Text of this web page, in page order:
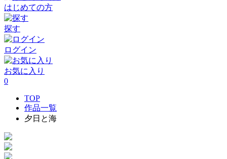
はじめての方
探す
ログイン
お気に入り
0
TOP
作品一覧
夕日と海